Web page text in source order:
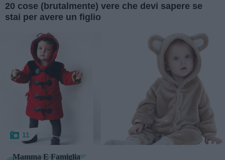
20 cose (brutalmente) vere che devi sapere se
stai per avere un figlio
11
Mamma E Famiglia